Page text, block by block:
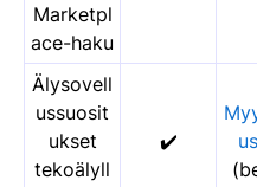
Marketpl
ace-haku
Älysovell
ussuosit
ukset
tekoälyll
✔️